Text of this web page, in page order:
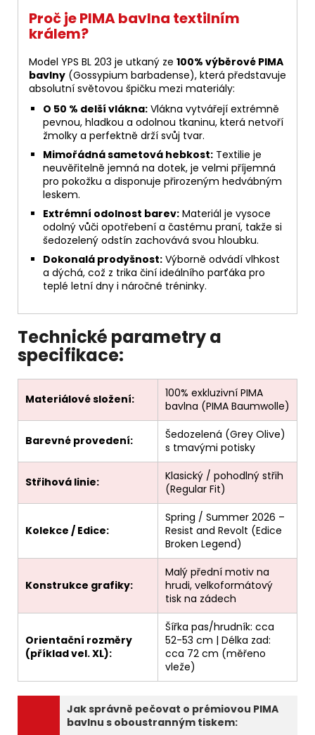
Proč je PIMA bavlna textilním
králem?
Model YPS BL 203 je utkaný ze 100% výběrové PIMA
bavlny (Gossypium barbadense), která představuje
absolutní světovou špičku mezi materiály:
O 50 % delší vlákna: Vlákna vytvářejí extrémně
pevnou, hladkou a odolnou tkaninu, která netvoří
žmolky a perfektně drží svůj tvar.
Mimořádná sametová hebkost: Textilie je
neuvěřitelně jemná na dotek, je velmi příjemná
pro pokožku a disponuje přirozeným hedvábným
leskem.
Extrémní odolnost barev: Materiál je vysoce
odolný vůči opotřebení a častému praní, takže si
šedozelený odstín zachovává svou hloubku.
Dokonalá prodyšnost: Výborně odvádí vlhkost
a dýchá, což z trika činí ideálního parťáka pro
teplé letní dny i náročné tréninky.
Technické parametry a
specifikace:
Materiálové složení:
100% exkluzivní PIMA
bavlna (PIMA Baumwolle)
Barevné provedení:
Šedozelená (Grey Olive)
s tmavými potisky
Střihová linie:
Klasický / pohodlný střih
(Regular Fit)
Kolekce / Edice:
Spring / Summer 2026 –
Resist and Revolt (Edice
Broken Legend)
Konstrukce grafiky:
Malý přední motiv na
hrudi, velkoformátový
tisk na zádech
Orientační rozměry
(příklad vel. XL):
Šířka pas/hrudník: cca
52-53 cm | Délka zad:
cca 72 cm (měřeno
vleže)
Jak správně pečovat o prémiovou PIMA
bavlnu s oboustranným tiskem: